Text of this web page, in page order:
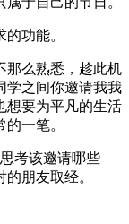
功能。
那么熟悉，趁此机
学之间你邀请我我
想要为平凡的生活
一笔。
考该邀请哪些
朋友取经。